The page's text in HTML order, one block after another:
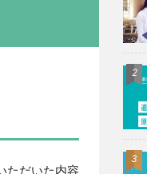
ただいた内容
2
3